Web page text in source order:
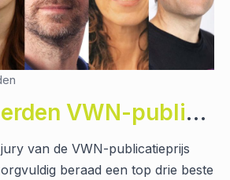
Genomineerden VWN-publicatieprijs bekend
van de VWN-publicatieprijs
beraad een top drie beste